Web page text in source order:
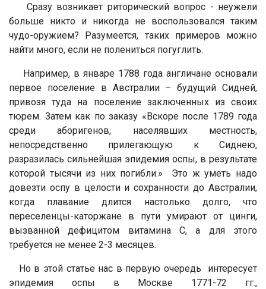
Сразу возникает риторический вопрос - неужели
больше никто и никогда не воспользовался таким
чудо-оружием? Разумеется, таких примеров можно
найти много, если не полениться погуглить.
Например, в январе 1788 года англичане основали
первое поселение в Австралии – будущий Сидней,
привозя туда на поселение заключенных из своих
тюрем. Затем как по заказу «Вскоре после 1789 года
среди аборигенов, населявших местность,
непосредственно прилегающую к Сиднею,
разразилась сильнейшая эпидемия оспы, в результате
которой тысячи из них погибли.» Это ж уметь надо
довезти оспу в целости и сохранности до Австралии,
когда плавание длится настолько долго, что
переселенцы-каторжане в пути умирают от цинги,
вызванной дефицитом витамина С, а для этого
требуется не менее 2-3 месяцев.
Но в этой статье нас в первую очередь интересует
эпидемия оспы в Москве 1771-72 гг.,